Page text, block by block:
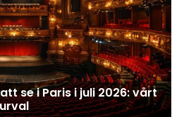
se i Paris i juli 2026: vårt
urval